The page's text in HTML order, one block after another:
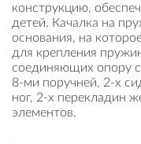
конструкцию,
детей. Качалка на
основания, на
для крепления
соединяющих опору
8-ми поручней, 2-х
ног, 2-х перекладин
элементов.